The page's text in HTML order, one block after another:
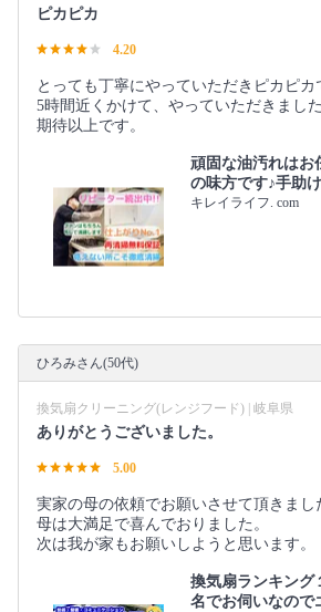
ピカピカ
4.20
とっても丁寧にやっていただきピカピカ
5時間近くかけて、やっていただきました
期待以上です。
頑固な油汚れはお
の味方です♪手助
キレイライフ. com
ひろみさん(50代)
換気扇クリーニング(レンジフード) | 岐阜県
ありがとうございました。
5.00
実家の母の依頼でお願いさせて頂きまし
母は大満足で喜んでおりました。
次は我が家もお願いしようと思います。
換気扇ランキング
名でお伺いなので